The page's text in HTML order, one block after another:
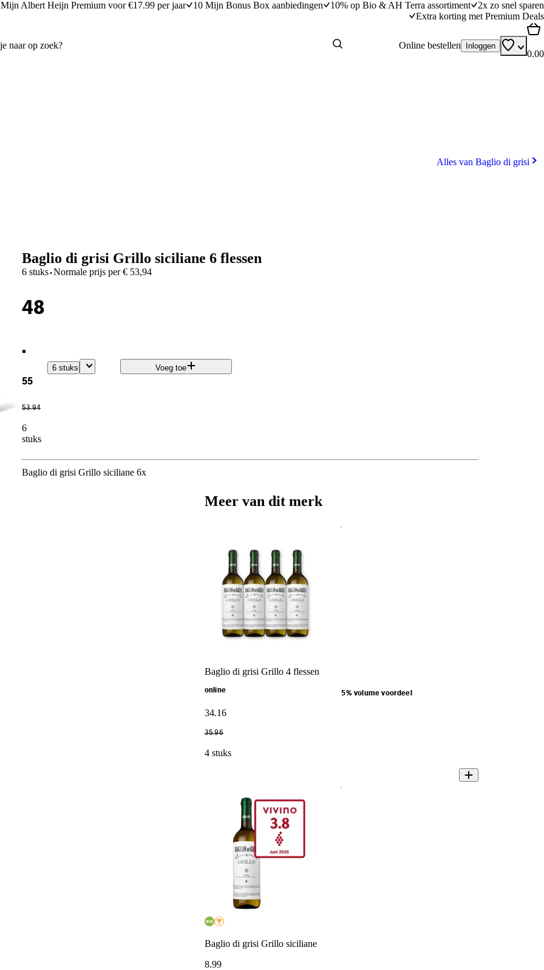
Mijn Albert Heijn Premium voor €17.99 per jaar 10 Mijn Bonus Box aanbiedingen 10% op Bio & AH Terra assortiment
2x zo snel sparen
Extra korting met Premium Deals
Online bestellen Inloggen
0.00
Alles van Baglio di grisi
Baglio di grisi Grillo siciliane 6 flessen
6 stuks·Normale prijs per € 53,94
48
.
55
53.94
6
stuks
6 stuks Voeg toe
Baglio di grisi Grillo siciliane 6x
Meer van dit merk
Baglio di grisi Grillo 4 flessen
online 5% volume voordeel
34.16
35.96
4 stuks
Baglio di grisi Grillo siciliane
8.99